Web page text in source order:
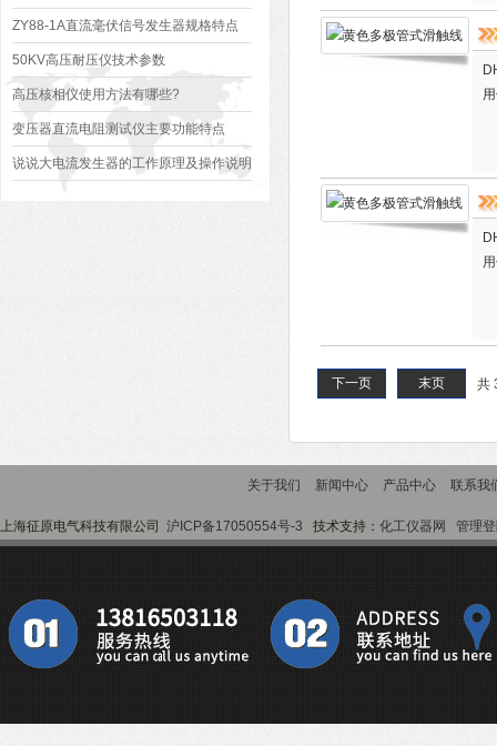
ZY88-1A直流毫伏信号发生器规格特点
50KV高压耐压仪技术参数
高压核相仪使用方法有哪些?
变压器直流电阻测试仪主要功能特点
说说大电流发生器的工作原理及操作说明
共
下一页 末页
关于我们 新闻中心 产品中心 联系我
上海征原电气科技有限公司 沪ICP备17050554号-3 技术支持： 化工仪器网 管理